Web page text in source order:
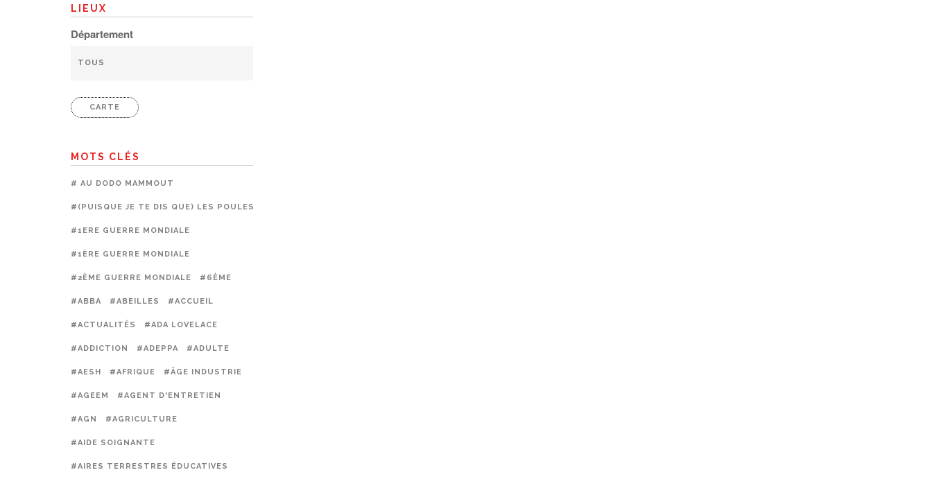
LIEUX
Département
CARTE
MOTS CLÉS
# AU DODO MAMMOUT
#(PUISQUE JE TE DIS QUE) LES POULES PRÉFÈRENT LES CAGES
#1ERE GUERRE MONDIALE
#1ÈRE GUERRE MONDIALE
#2ÈME GUERRE MONDIALE #6ÈME
#ABBA #ABEILLES #ACCUEIL
#ACTUALITÉS #ADA LOVELACE
#ADDICTION #ADEPPA #ADULTE
#AESH #AFRIQUE #ÂGE INDUSTRIE
#AGEEM #AGENT D'ENTRETIEN
#AGN #AGRICULTURE
#AIDE SOIGNANTE
#AIRES TERRESTRES ÉDUCATIVES